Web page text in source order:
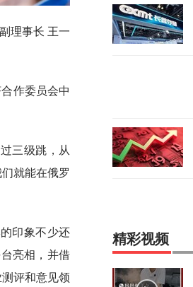
理事长 王一
作委员会中
三级跳，从
就能在俄罗
印象不少还
亮相，并借
评和意见领
精彩视频